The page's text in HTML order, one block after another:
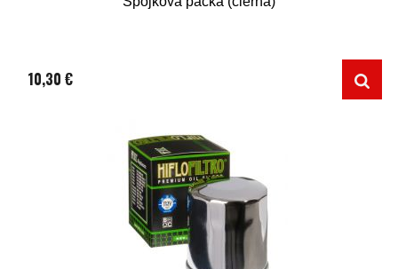
10,30 €